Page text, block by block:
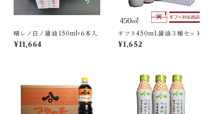
晴レノ日ノ醤油 150ml×6本入
¥11,664
ギフト450mL醤油３種セット
¥1,652